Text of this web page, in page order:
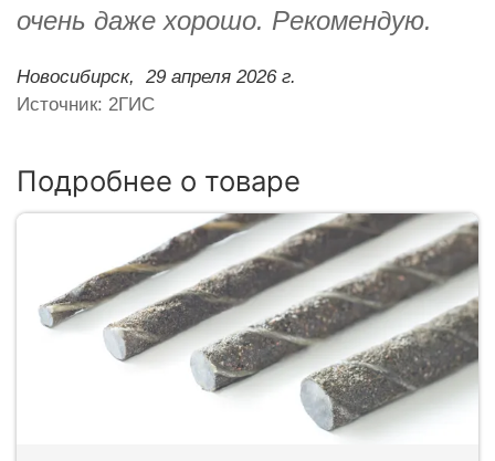
очень даже хорошо. Рекомендую.
Новосибирск,
29 апреля 2026 г.
Источник: 2ГИС
Подробнее о товаре